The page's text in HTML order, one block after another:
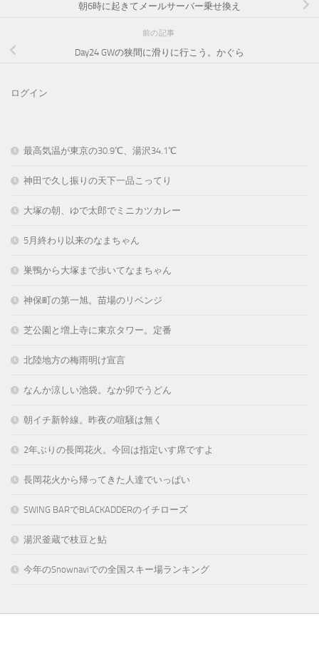
朝6時に起きてメールサーバー乗せ換え
前の記事
Day24 GWの狭間に滑りに行こう。かぐら
ログイン
最高気温が東京の30.9℃、湯沢34.1℃
神田で久し振りの天下一品こってり
大塚の朝、ゆで太郎でミニカツカレー
5月終わり以来のなまちゃん
巣鴨から大塚まで歩いてなまちゃん
神保町の第一旭。苗場のリベンジ
芝公園と増上寺に東京タワー。定番
北陸地方の梅雨明け宣言
なんか涼しい池袋。なか卯でうどん
朝イチ新幹線。昨夜の喧騒は無く
2年ぶりの長岡花火。今回は指定いす席ですよ
長岡花火から帰ってきた人達でいっぱい
SWING BARでBLACKADDERのイチローズ
湯沢釜蔵で枝豆と鮎
今年のSnownaviでの全国スキー場ランキング